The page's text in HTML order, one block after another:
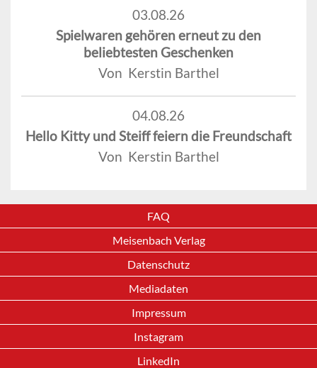
03.08.26
Spielwaren gehören erneut zu den
beliebtesten Geschenken
Von Kerstin Barthel
04.08.26
Hello Kitty und Steiff feiern die Freundschaft
Von Kerstin Barthel
FAQ
Meisenbach Verlag
Datenschutz
Mediadaten
Impressum
Instagram
LinkedIn